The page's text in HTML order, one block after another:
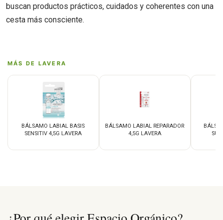
buscan productos prácticos, cuidados y coherentes con una
cesta más consciente.
MÁS DE LAVERA
BÁLSAMO LABIAL BASIS
SENSITIV 4,5G LAVERA
BÁLSAMO LABIAL REPARADOR
4,5G LAVERA